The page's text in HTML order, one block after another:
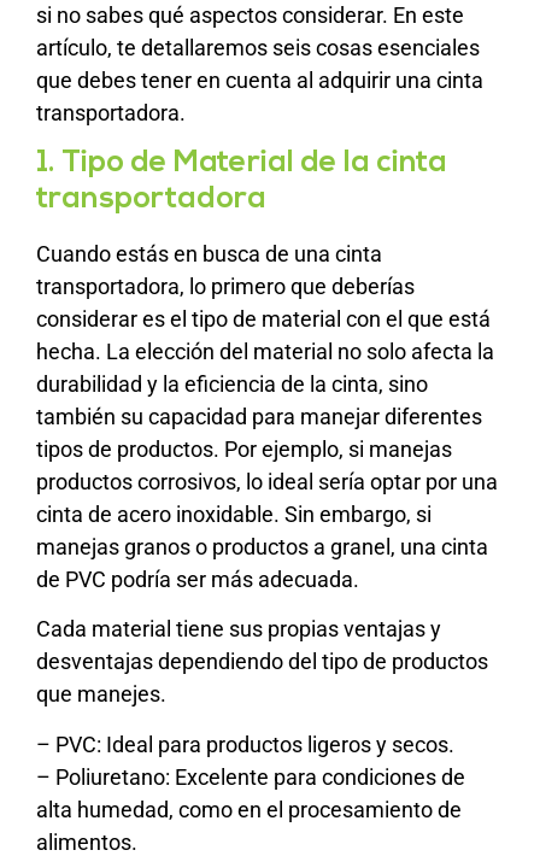
si no sabes qué aspectos considerar. En este
artículo, te detallaremos seis cosas esenciales
que debes tener en cuenta al adquirir una cinta
transportadora.
1. Tipo de Material de la cinta
transportadora
Cuando estás en busca de una cinta
transportadora, lo primero que deberías
considerar es el tipo de material con el que está
hecha. La elección del material no solo afecta la
durabilidad y la eficiencia de la cinta, sino
también su capacidad para manejar diferentes
tipos de productos. Por ejemplo, si manejas
productos corrosivos, lo ideal sería optar por una
cinta de acero inoxidable. Sin embargo, si
manejas granos o productos a granel, una cinta
de PVC podría ser más adecuada.
Cada material tiene sus propias ventajas y
desventajas dependiendo del tipo de productos
que manejes.
– PVC: Ideal para productos ligeros y secos.
– Poliuretano: Excelente para condiciones de
alta humedad, como en el procesamiento de
alimentos.